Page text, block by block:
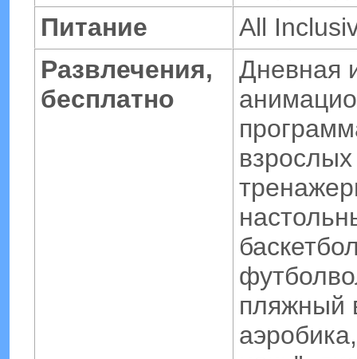
Питание
All
Развлечения,
бесплатно
Дневная
пляжный